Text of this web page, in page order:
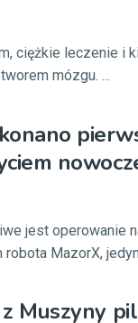
ciężkie leczenie i
mózgu. ...
jest operowanie
MazorX,
z Muszyny